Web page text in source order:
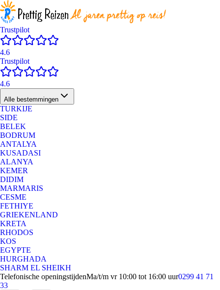
Trustpilot
4.6
Trustpilot
4.6
Alle bestemmingen
TURKIJE
SIDE
BELEK
BODRUM
ANTALYA
KUSADASI
ALANYA
KEMER
DIDIM
MARMARIS
CESME
FETHIYE
GRIEKENLAND
KRETA
RHODOS
KOS
EGYPTE
HURGHADA
SHARM EL SHEIKH
Telefonische openingstijdenMa/t/m vr 10:00 tot 16:00 uur0299 41 71
33